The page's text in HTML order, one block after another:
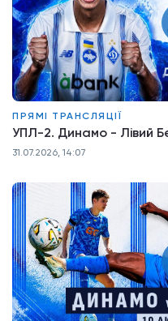
ПРЯМІ ТРАНСЛЯЦІЇ
УПЛ-2. Динамо - Лівий
31.07.2026, 14:07